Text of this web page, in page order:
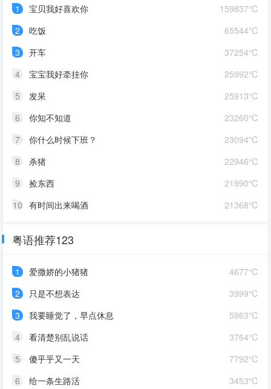
159837℃
1
宝贝我好喜欢你
65544℃
2
吃饭
37254℃
3
开车
25992℃
4
宝宝我好牵挂你
25913℃
5
发呆
23260℃
6
你知不知道
23094℃
7
你什么时候下班？
22946℃
8
杀猪
21990℃
9
捡东西
21368℃
10 有时间出来喝酒
粤语推荐123
4677℃
1
爱撒娇的小猪猪
3999℃
2
只是不想表达
5963℃
3
我要睡觉了，早点休息
3764℃
4
看清楚别乱说话
7792℃
5
傻乎乎又一天
3453℃
6
给一条生路活